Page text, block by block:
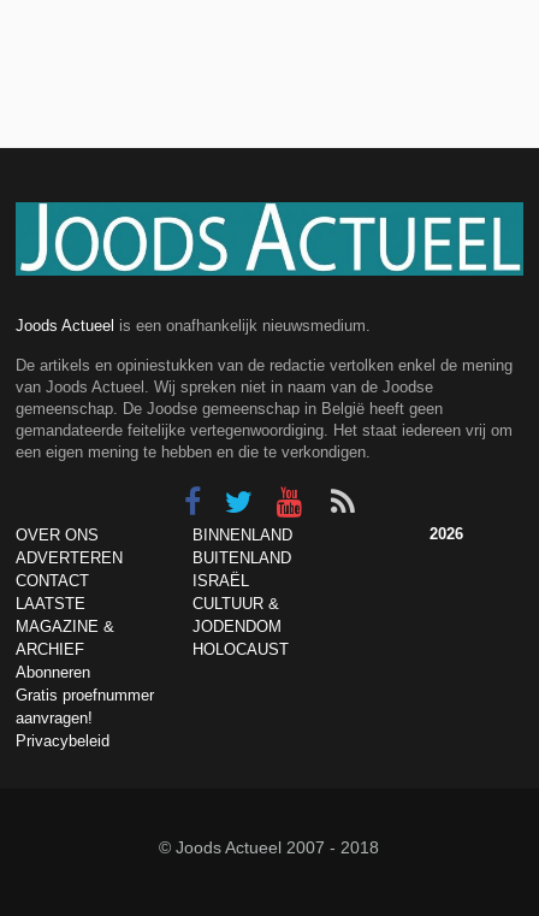
Joods Actueel is een onafhankelijk nieuwsmedium.
De artikels en opiniestukken van de redactie vertolken enkel de mening
van Joods Actueel. Wij spreken niet in naam van de Joodse
gemeenschap. De Joodse gemeenschap in België heeft geen
gemandateerde feitelijke vertegenwoordiging. Het staat iedereen vrij om
een eigen mening te hebben en die te verkondigen.
OVER ONS
ADVERTEREN
CONTACT
LAATSTE
MAGAZINE &
ARCHIEF
Abonneren
Gratis proefnummer
aanvragen!
Privacybeleid
BINNENLAND
BUITENLAND
ISRAËL
CULTUUR &
JODENDOM
HOLOCAUST
2026
© Joods Actueel 2007 - 2018